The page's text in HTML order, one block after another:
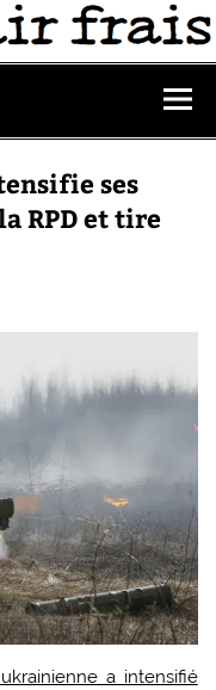
ses
RPD et tire
a intensifié